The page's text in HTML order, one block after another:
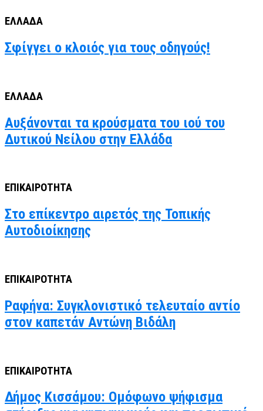
ΕΛΛΑΔΑ
Σφίγγει ο κλοιός για τους οδηγούς!
ΕΛΛΑΔΑ
Αυξάνονται τα κρούσματα του ιού του
Δυτικού Νείλου στην Ελλάδα
ΕΠΙΚΑΙΡΟΤΗΤΑ
Στο επίκεντρο αιρετός της Τοπικής
Αυτοδιοίκησης
ΕΠΙΚΑΙΡΟΤΗΤΑ
Ραφήνα: Συγκλονιστικό τελευταίο αντίο
στον καπετάν Αντώνη Βιδάλη
ΕΠΙΚΑΙΡΟΤΗΤΑ
Δήμος Κισσάμου: Ομόφωνο ψήφισμα